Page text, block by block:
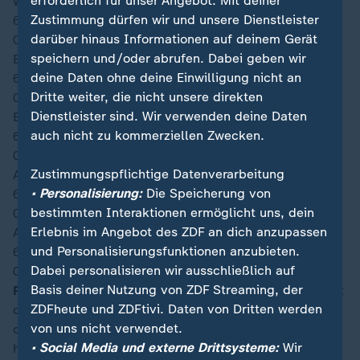
66′
00:26
Einwechslung bei Schweden: Besfort Zeneli
66′
00:26
Einwechslung bei Schweden: Taha Ali
66′
00:26
Auswechslung bei Schweden: Elliot Stroud
66′
00:25
Auswechslung bei Schweden: Lucas Bergvall
66′
00:25
Fast das 3:0!Mbappé treibt einen Konter an und spielt
den Ball steil auf Michael Olise, der zwölf Meter vor
dem Tor mit Lagerbielke nur noch einen Gegenspieler
hat. Dieser macht es aber gut und kann den Schuss
Zustimmung dürfen wir und unsere Dienstleister
darüber hinaus Informationen auf deinem Gerät
speichern und/oder abrufen. Dabei geben wir
deine Daten ohne deine Einwilligung nicht an
Dritte weiter, die nicht unsere direkten
Dienstleister sind. Wir verwenden deine Daten
auch nicht zu kommerziellen Zwecken.
Zustimmungspflichtige Datenverarbeitung
• Personalisierung:Die Speicherung von
bestimmten Interaktionen ermöglicht uns, dein
Erlebnis im Angebot des ZDF an dich anzupassen
und Personalisierungsfunktionen anzubieten.
Dabei personalisieren wir ausschließlich auf
Basis deiner Nutzung von ZDF Streaming, der
ZDFheute und ZDFtivi. Daten von Dritten werden
von uns nicht verwendet.
• Social Media und externe Drittsysteme:Wir